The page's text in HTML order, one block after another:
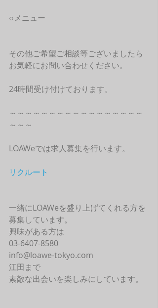
○メニュー
その他ご希望ご相談等ございましたら
お気軽にお問い合わせください。
24時間受け付けております。
～～～～～～～～～～～～～～～～～
～～～
LOAWeでは求人募集を行います。
リクルート
一緒にLOAWeを盛り上げてくれる方を
募集しています。
興味がある方は
03-6407-8580
info@loawe-tokyo.com
江田まで
素敵な出会いを楽しみにしています。